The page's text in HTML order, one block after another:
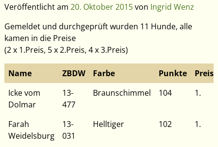
Veröffentlicht am 20. Oktober 2015von Ingrid Wenz
Gemeldet und durchgeprüft wurden 11 Hunde, alle
kamen in die Preise
(2 x 1.Preis, 5 x 2.Preis, 4 x 3.Preis)
Name ZBDW Farbe Punkte
Preis
Icke vom
Dolmar
13-
477
Braunschimmel 104 1.
Farah
Weidelsburg
13-
031
Helltiger 102 1.